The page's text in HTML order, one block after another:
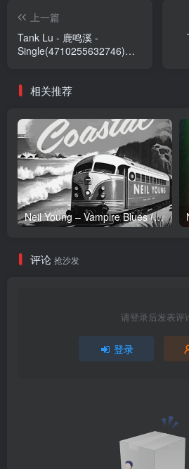
上一篇
Tank Lu - 鹿鸣溪 -
Single(4710255632746)
相关推荐
Neil Young – Vampire Blues (Live) – Single(054391239303)【24bit／96.0kHz】土耳其区
评论 抢沙发
请登录后发表评
登录